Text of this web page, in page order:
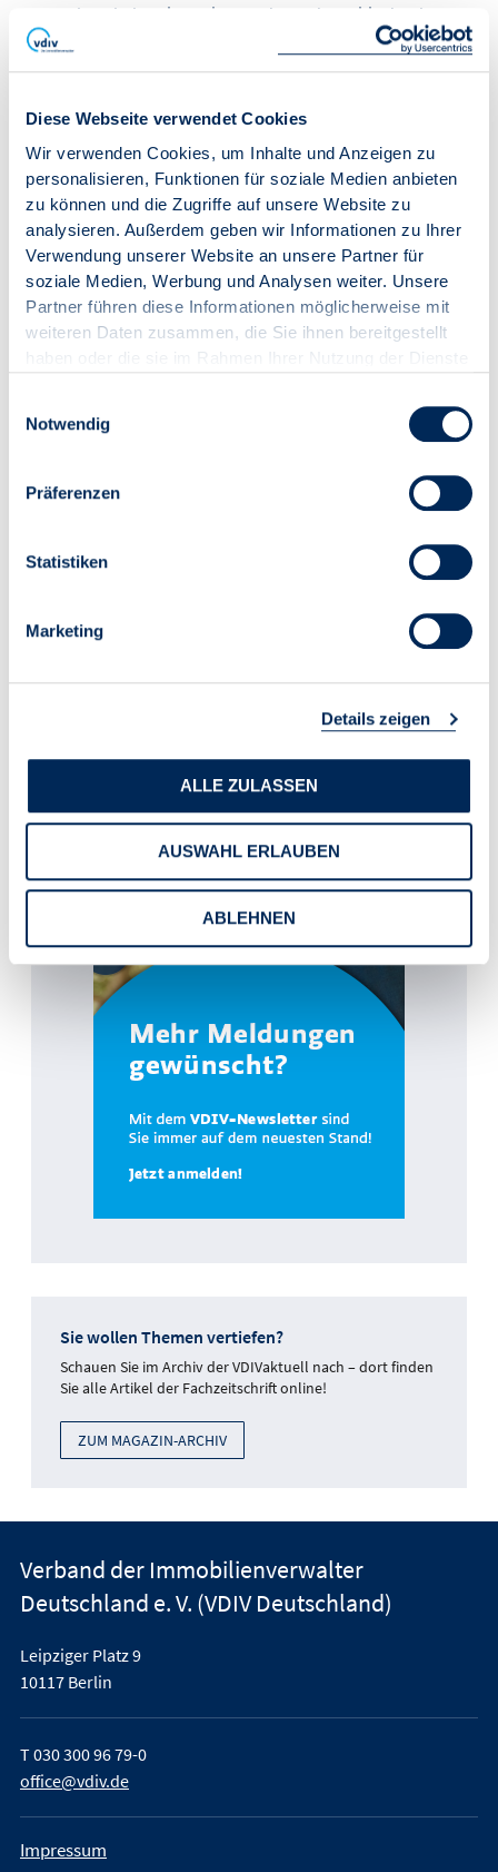
Diese Webseite verwendet Cookies
Wir verwenden Cookies, um Inhalte und Anzeigen zu
personalisieren, Funktionen für soziale Medien anbieten
zu können und die Zugriffe auf unsere Website zu
analysieren. Außerdem geben wir Informationen zu Ihrer
Verwendung unserer Website an unsere Partner für
soziale Medien, Werbung und Analysen weiter. Unsere
Partner führen diese Informationen möglicherweise mit
weiteren Daten zusammen, die Sie ihnen bereitgestellt
haben oder die sie im Rahmen Ihrer Nutzung der Dienste
Notwendig
Präferenzen
Statistiken
Marketing
Details zeigen
ALLE ZULASSEN
AUSWAHL ERLAUBEN
ABLEHNEN
Kernhaushalt zu integrieren oder anderweitig durch
eine verlässliche Finanzierung abzusichern.“ Anlass der
zur mittelfristigen Finanzplanung bis 2028.
Der VDIV hat bereits mehrfach eine Sicherstellung der
Finanzierung von Klimaschutzmaßnahmen und eine
stabile Förderkulisse angemahnt. „Die
Bundesregierung muss sicherstellen, dass die von ihr
geforderten Maßnahmen auch ausreichend gefördert
werden. Ohne Sicherheiten werden
Wohnungseigentümer nicht sanieren“, so Martin
Kaßler, Geschäftsführer des VDIV Deutschland.
Das MCC-Arbeitspapier „Der KTF auf unsicheren Füßen:
Herausforderungen für die Finanzierung der
Sie wollen Themen vertiefen?
Schauen Sie im Archiv der VDIVaktuell nach – dort finden
Sie alle Artikel der Fachzeitschrift online!
ZUM MAGAZIN-ARCHIV
Verband der Immobilienverwalter
Deutschland e. V. (VDIV Deutschland)
Leipziger Platz 9
10117 Berlin
T030 300 96 79-0
office@vdiv.de
Impressum